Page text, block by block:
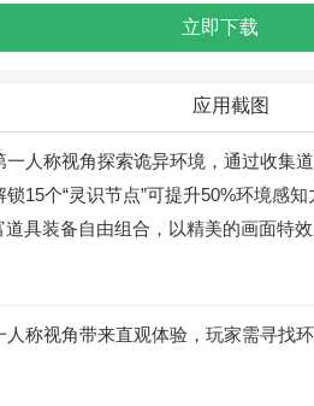
立即下载
应用截图
一人称视角探索诡异环境，通过收集
15个“灵识节点”可提升50%环境感
具装备自由组合，以精美的画面特
称视角带来直观体验，玩家需寻找